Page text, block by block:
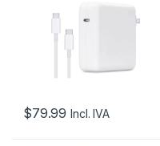
$79.99 Incl. IVA